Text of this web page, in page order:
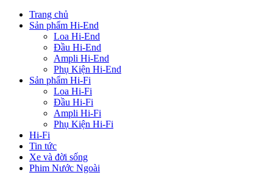
Trang chủ
Sản phẩm Hi-End
Loa Hi-End
Đầu Hi-End
Ampli Hi-End
Phụ Kiện Hi-End
Sản phẩm Hi-Fi
Loa Hi-Fi
Đầu Hi-Fi
Ampli Hi-Fi
Phụ Kiện Hi-Fi
Hi-Fi
Tin tức
Xe và đời sống
Phim Nước Ngoài